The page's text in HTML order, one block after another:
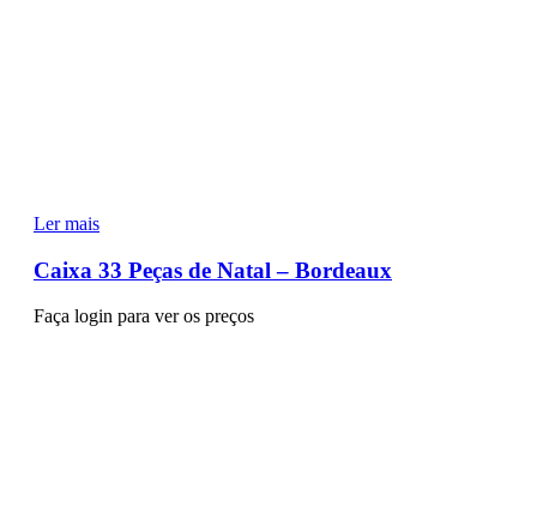
Ler mais
Caixa 33 Peças de Natal – Bordeaux
Faça login para ver os preços